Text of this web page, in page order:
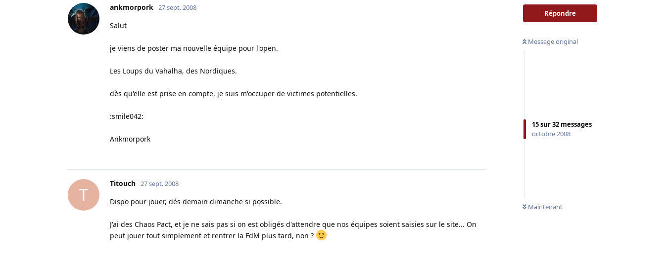
Répondre
Message original
15sur32 messages
octobre 2008
Maintenant
ankmorpork 27 sept. 2008
Salut
je viens de poster ma nouvelle équipe pour l'open.
Les Loups du Vahalha, des Nordiques.
dès qu'elle est prise en compte, je suis m'occuper de victimes potentielles.
:smile042:
Ankmorpork
T
Titouch 27 sept. 2008
Dispo pour jouer, dés demain dimanche si possible.
J'ai des Chaos Pact, et je ne sais pas si on est obligés d'attendre que nos équipes soient saisies sur le site... On
peut jouer tout simplement et rentrer la FdM plus tard, non ?